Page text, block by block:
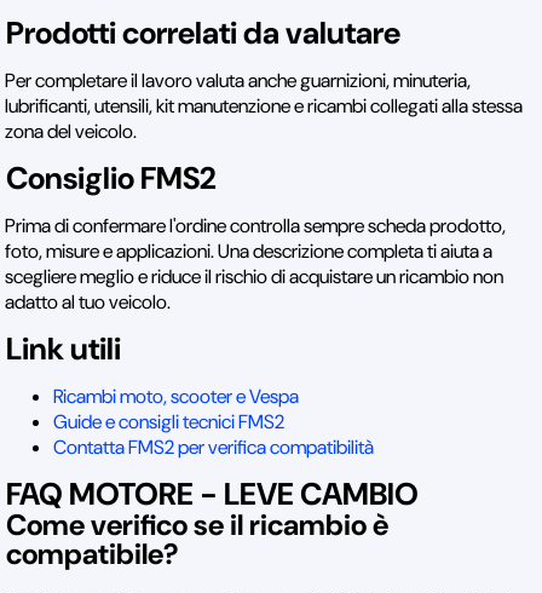
Prodotti correlati da valutare
Per completare il lavoro valuta anche guarnizioni, minuteria,
lubrificanti, utensili, kit manutenzione e ricambi collegati alla stessa
zona del veicolo.
Consiglio FMS2
Prima di confermare l'ordine controlla sempre scheda prodotto,
foto, misure e applicazioni. Una descrizione completa ti aiuta a
scegliere meglio e riduce il rischio di acquistare un ricambio non
adatto al tuo veicolo.
Link utili
Ricambi moto, scooter e Vespa
Guide e consigli tecnici FMS2
Contatta FMS2 per verifica compatibilità
FAQ MOTORE - LEVE CAMBIO
Come verifico se il ricambio è
compatibile?